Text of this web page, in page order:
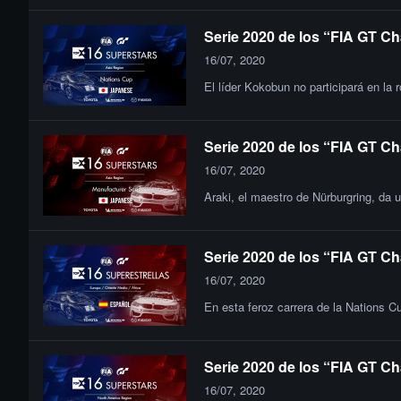
Serie 2020 de los “FIA GT
16/07, 2020
El líder Kokobun no participará en la
Serie 2020 de los “FIA GT
16/07, 2020
Araki, el maestro de Nürburgring, da
Serie 2020 de los “FIA GT
16/07, 2020
En esta feroz carrera de la Nations
Serie 2020 de los “FIA GT
16/07, 2020